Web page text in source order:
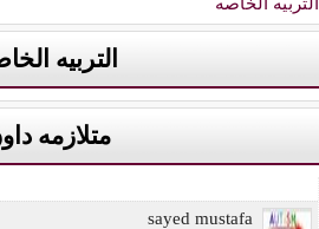
التربيه
متلازمه
sayed mustafa